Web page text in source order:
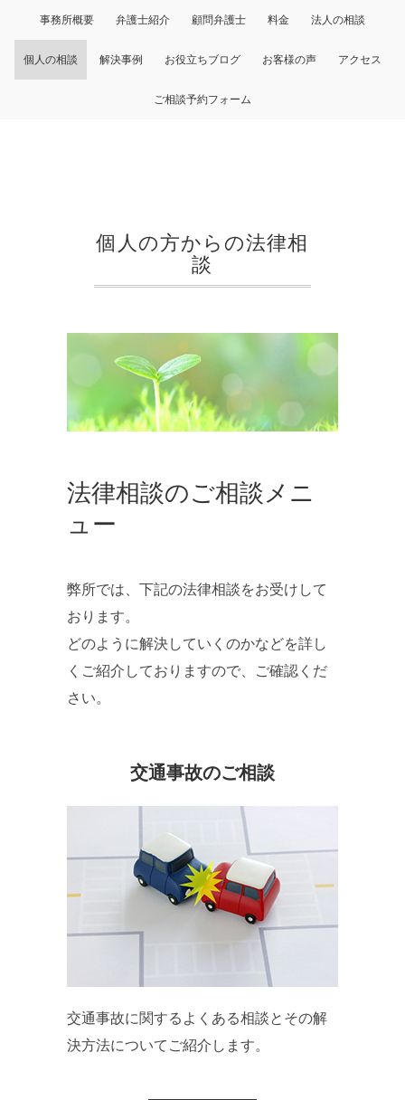
事務所概要 弁護士紹介 顧問弁護士 料金 法人の相談
個人の相談 解決事例 お役立ちブログ お客様の声 アクセス
ご相談予約フォーム
個人の方からの法律相
談
法律相談のご相談メニ
ュー
弊所では、下記の法律相談をお受けして
おります。
どのように解決していくのかなどを詳し
くご紹介しておりますので、ご確認くだ
さい。
交通事故のご相談
交通事故に関するよくある相談とその解
決方法についてご紹介します。